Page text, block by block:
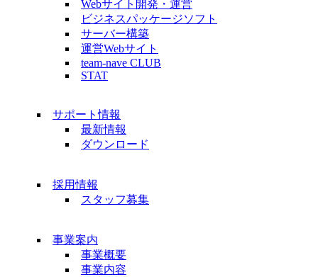
Webサイト開発・運営
ビジネスパッケージソフト
サーバー構築
運営Webサイト
team-nave CLUB
STAT
サポート情報
最新情報
ダウンロード
採用情報
スタッフ募集
事業案内
事業概要
事業内容